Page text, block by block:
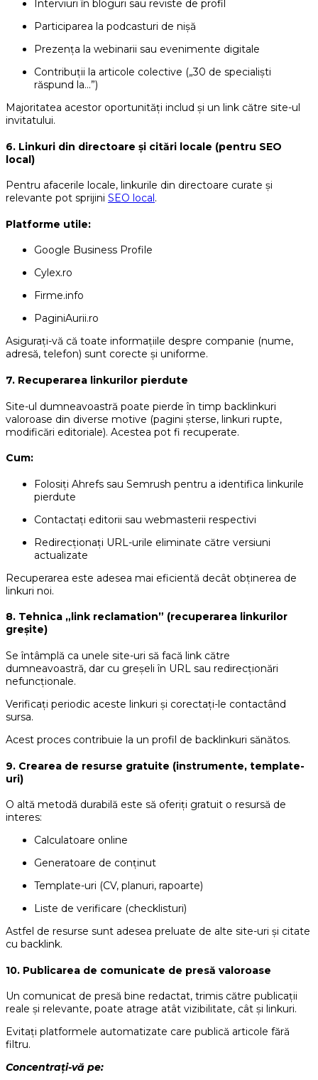
Interviuri în bloguri sau reviste de profil
Participarea la podcasturi de nișă
Prezența la webinarii sau evenimente digitale
Contribuții la articole colective („30 de specialiști
răspund la…”)
Majoritatea acestor oportunități includ și un link către site-ul
invitatului.
6. Linkuri din directoare și citări locale (pentru SEO
local)
Pentru afacerile locale, linkurile din directoare curate și
relevante pot sprijini SEO local.
Platforme utile:
Google Business Profile
Cylex.ro
Firme.info
PaginiAurii.ro
Asigurați-vă că toate informațiile despre companie (nume,
adresă, telefon) sunt corecte și uniforme.
7. Recuperarea linkurilor pierdute
Site-ul dumneavoastră poate pierde în timp backlinkuri
valoroase din diverse motive (pagini șterse, linkuri rupte,
modificări editoriale). Acestea pot fi recuperate.
Cum:
Folosiți Ahrefs sau Semrush pentru a identifica linkurile
pierdute
Contactați editorii sau webmasterii respectivi
Redirecționați URL-urile eliminate către versiuni
actualizate
Recuperarea este adesea mai eficientă decât obținerea de
linkuri noi.
8. Tehnica „link reclamation” (recuperarea linkurilor
greșite)
Se întâmplă ca unele site-uri să facă link către
dumneavoastră, dar cu greșeli în URL sau redirecționări
nefuncționale.
Verificați periodic aceste linkuri și corectați-le contactând
sursa.
Acest proces contribuie la un profil de backlinkuri sănătos.
9. Crearea de resurse gratuite (instrumente, template-
uri)
O altă metodă durabilă este să oferiți gratuit o resursă de
interes:
Calculatoare online
Generatoare de conținut
Template-uri (CV, planuri, rapoarte)
Liste de verificare (checklisturi)
Astfel de resurse sunt adesea preluate de alte site-uri și citate
cu backlink.
10. Publicarea de comunicate de presă valoroase
Un comunicat de presă bine redactat, trimis către publicații
reale și relevante, poate atrage atât vizibilitate, cât și linkuri.
Evitați platformele automatizate care publică articole fără
filtru.
Concentrați-vă pe: